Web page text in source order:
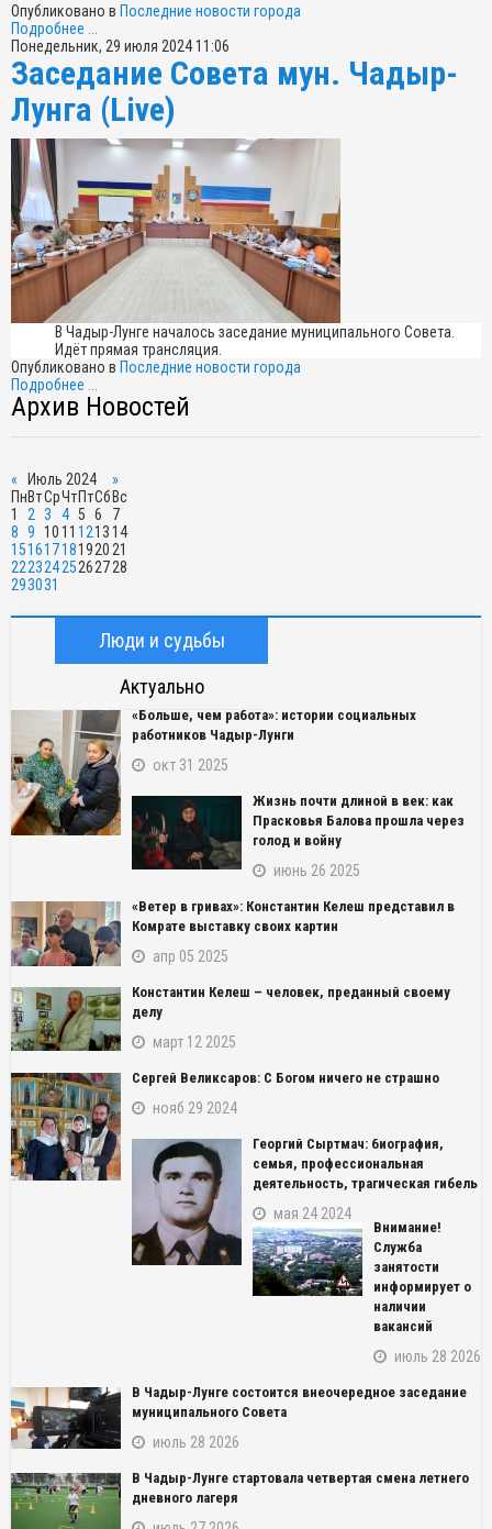
Опубликовано в Последние новости города
Подробнее ...
Понедельник, 29 июля 2024 11:06
Заседание Совета мун. Чадыр-
Лунга (Live)
В Чадыр-Лунге началось заседание муниципального Совета.
Идёт прямая трансляция.
Опубликовано в Последние новости города
Подробнее ...
Архив Новостей
« Июль 2024
»
ПнВтСрЧтПтСбВс
1
2 3 4 5 6
7
8 9 1011 121314
151617181920 21
22232425262728
293031
Люди и судьбы
Актуально
«Больше, чем работа»: истории социальных
работников Чадыр-Лунги
окт 31 2025
Жизнь почти длиной в век: как
Прасковья Балова прошла через
голод и войну
июнь 26 2025
«Ветер в гривах»: Константин Келеш представил в
Комрате выставку своих картин
апр 05 2025
Константин Келеш – человек, преданный своему
делу
март 12 2025
Сергей Великсаров: С Богом ничего не страшно
нояб 29 2024
Георгий Сыртмач: биография,
семья, профессиональная
деятельность, трагическая гибель
мая 24 2024
Внимание!
Служба
занятости
информирует о
наличии
вакансий
июль 28 2026
В Чадыр-Лунге состоится внеочередное заседание
муниципального Совета
июль 28 2026
В Чадыр-Лунге стартовала четвертая смена летнего
дневного лагеря